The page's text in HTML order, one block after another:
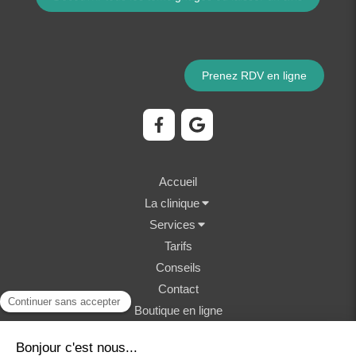
Prenez RDV en ligne
Accueil
La clinique
Services
Tarifs
Conseils
Contact
Boutique en ligne